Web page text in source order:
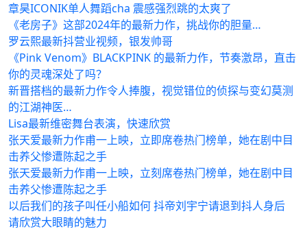
章昊ICONIK单人舞蹈cha 震感强烈跳的太爽了
《老房子》这部2024年的最新力作，挑战你的胆量…
罗云熙最新抖营业视频，银发帅哥
《Pink Venom》BLACKPINK 的最新力作，节奏激昂，直击
你的灵魂深处了吗？
新晋搭档的最新力作令人捧腹，视觉错位的侦探与变幻莫测
的江湖神医…
Lisa最新维密舞台表演，快速欣赏
张天爱最新力作甫一上映，立即席卷热门榜单，她在剧中目
击养父惨遭陈起之手
张天爱最新力作甫一上映，立刻席卷热门榜单，她在剧中目
击养父惨遭陈起之手
以后我们的孩子叫任小船如何 抖帝刘宇宁请退到抖人身后
请欣赏大眼睛的魅力